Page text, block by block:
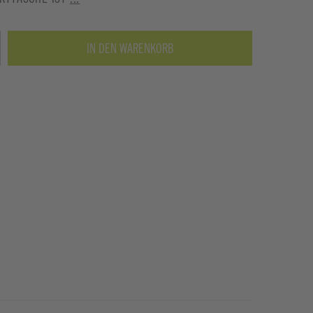
IN DEN WARENKORB